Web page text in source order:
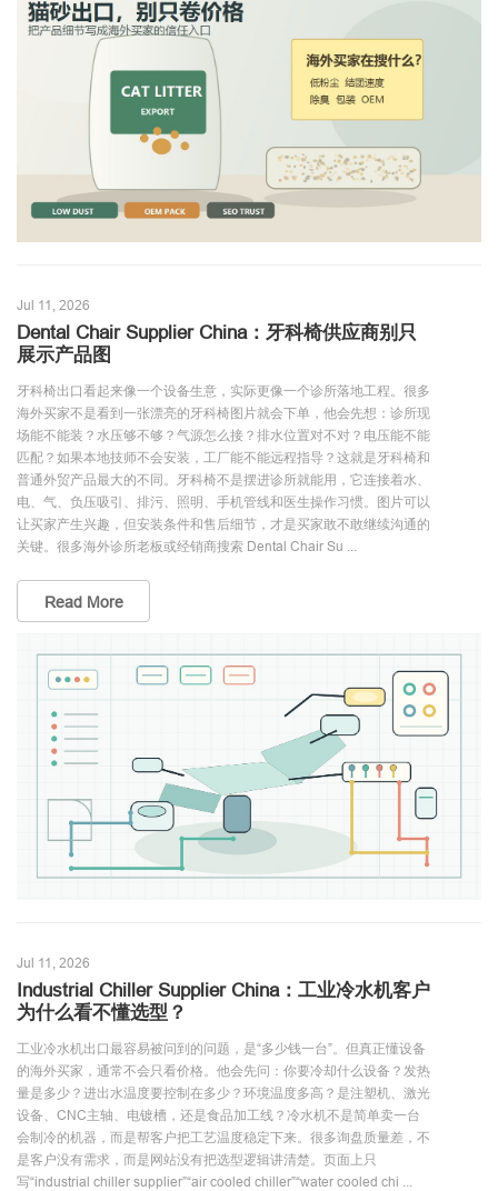
Jul 11, 2026
Dental Chair Supplier China：牙科椅供应商别只
展示产品图
牙科椅出口看起来像一个设备生意，实际更像一个诊所落地工程。很多
海外买家不是看到一张漂亮的牙科椅图片就会下单，他会先想：诊所现
场能不能装？水压够不够？气源怎么接？排水位置对不对？电压能不能
匹配？如果本地技师不会安装，工厂能不能远程指导？这就是牙科椅和
普通外贸产品最大的不同。牙科椅不是摆进诊所就能用，它连接着水、
电、气、负压吸引、排污、照明、手机管线和医生操作习惯。图片可以
让买家产生兴趣，但安装条件和售后细节，才是买家敢不敢继续沟通的
关键。很多海外诊所老板或经销商搜索 Dental Chair Su ...
Read More
Jul 11, 2026
Industrial Chiller Supplier China：工业冷水机客户
为什么看不懂选型？
工业冷水机出口最容易被问到的问题，是“多少钱一台”。但真正懂设备
的海外买家，通常不会只看价格。他会先问：你要冷却什么设备？发热
量是多少？进出水温度要控制在多少？环境温度多高？是注塑机、激光
设备、CNC主轴、电镀槽，还是食品加工线？冷水机不是简单卖一台
会制冷的机器，而是帮客户把工艺温度稳定下来。很多询盘质量差，不
是客户没有需求，而是网站没有把选型逻辑讲清楚。页面上只
写“industrial chiller supplier”“air cooled chiller”“water cooled chi ...